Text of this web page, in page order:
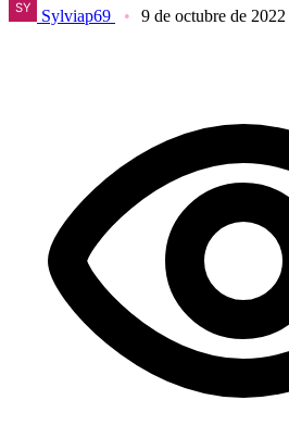
Sylviap69 9 de octubre de 2022